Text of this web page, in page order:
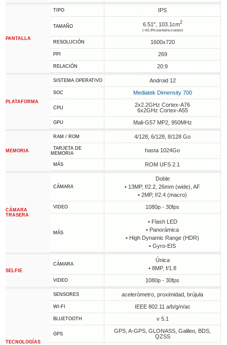
PANTALLA
TIPO IPS
TAMAÑO 6.51", 103.1cm2
(~82.8% pantalla-cuerpo)
RESOLUCIÓN 1600x720
PPI 269
RELACIÓN 20:9
PLATAFORMA
SISTEMA OPERATIVO Android 12
SOC Mediatek Dimensity 700
CPU
2x2.2GHz Cortex-A76
6x2GHz Cortex-A55
GPU Mali-G57 MP2, 950MHz
MEMORIA
RAM / ROM 4/128, 6/128, 8/128 Go
TARJETA DE
MEMORIA
hasta 1024Go
MÁS ROM UFS 2.1
CÁMARA
TRASERA
CÁMARA
Doble
• 13MP, f/2.2, 26mm (wide), AF
• 2MP, f/2.4 (macro)
VIDEO 1080p - 30fps
MÁS
• Flash LED
• Panorámica
• High Dynamic Range (HDR)
• Gyro-EIS
SELFIE
CÁMARA
Única
• 8MP, f/1.8
VIDEO 1080p - 30fps
TECNOLOGÍAS
SENSORES acelerómetro, proximidad, brújula
WI-FI IEEE 802.11 a/b/g/n/ac
BLUETOOTH v 5.1
GPS
GPS, A-GPS, GLONASS, Galileo, BDS,
QZSS